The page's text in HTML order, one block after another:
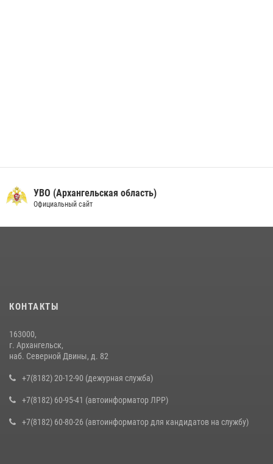
УВО (Архангельская область)
Официальный сайт
КОНТАКТЫ
163000,
г. Архангельск,
наб. Северной Двины, д. 82
+7(8182) 20-12-90 (дежурная служба)
+7(8182) 60-95-41 (автоинформатор ЛРР)
+7(8182) 60-80-26 (автоинформатор для кандидатов на службу)